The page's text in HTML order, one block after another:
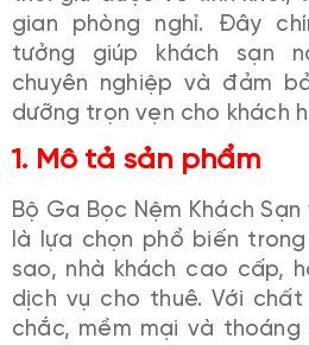
gian phòng nghỉ. Đây
tưởng giúp khách sạn
chuyên nghiệp và đảm
dưỡng trọn vẹn cho khách
1. Mô tả sản phẩm
Bộ Ga Bọc Nệm Khách
là lựa chọn phổ biến
sao, nhà khách cao cấp,
dịch vụ cho thuê. Với
chắc, mềm mại và